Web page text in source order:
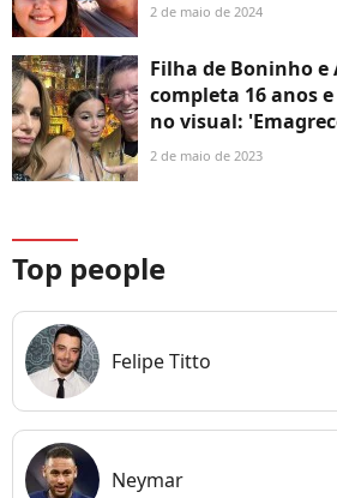
2 de maio de 2024
Filha de Boninho e
completa 16 anos
no visual:
2 de maio de 2023
Top people
Felipe Titto
Neymar